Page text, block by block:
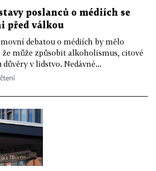
poslanců o médiích se
před válkou
debatou o médiích by mělo
může způsobit alkoholismus, citové
v lidstvo. Nedávné...